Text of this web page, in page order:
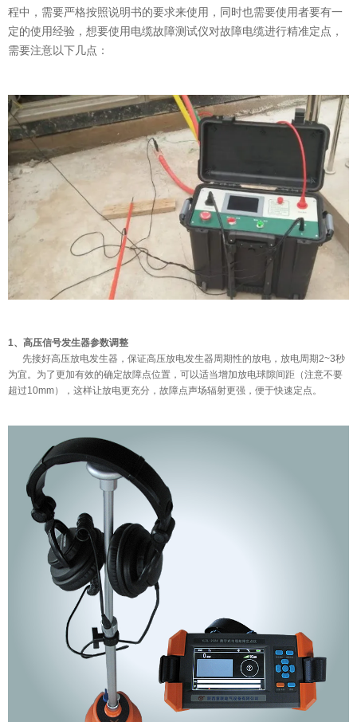
程中，需要严格按照说明书的要求来使用，同时也需要使用者要有一
定的使用经验，想要使用电缆故障测试仪对故障电缆进行精准定点，
需要注意以下几点：
1、高压信号发生器参数调整
先接好高压放电发生器，保证高压放电发生器周期性的放电，放电周期2~3秒
为宜。为了更加有效的确定故障点位置，可以适当增加放电球隙间距（注意不要
超过10mm），这样让放电更充分，故障点声场辐射更强，便于快速定点。